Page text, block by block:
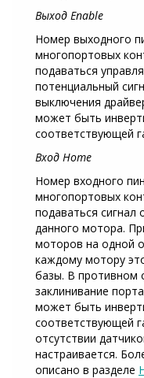
Выход Enable
Номер выходного
многопортовых
подаваться
потенциальный
выключения
может быть
соответствующей
Вход Home
Номер входного
многопортовых
подаваться сигнал
данного мотора.
моторов на одной
каждому мотору
базы. В противном
заклинивание
может быть
соответствующей
отсутствии
настраивается.
описано в разделе